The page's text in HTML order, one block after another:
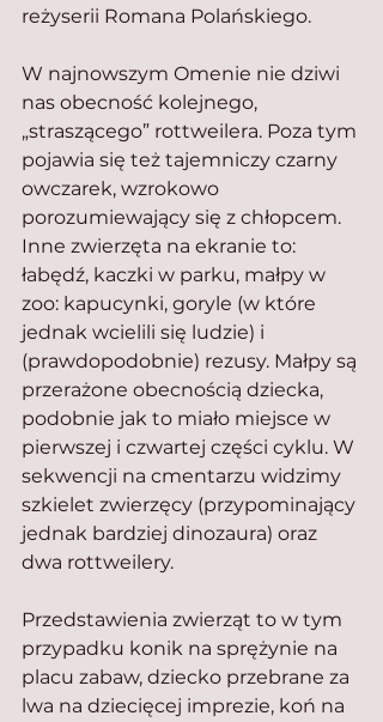
reżyserii Romana Polańskiego.
W najnowszym Omenie nie dziwi
nas obecność kolejnego,
„straszącego” rottweilera. Poza tym
pojawia się też tajemniczy czarny
owczarek, wzrokowo
porozumiewający się z chłopcem.
Inne zwierzęta na ekranie to:
łabędź, kaczki w parku, małpy w
zoo: kapucynki, goryle (w które
jednak wcielili się ludzie) i
(prawdopodobnie) rezusy. Małpy są
przerażone obecnością dziecka,
podobnie jak to miało miejsce w
pierwszej i czwartej części cyklu. W
sekwencji na cmentarzu widzimy
szkielet zwierzęcy (przypominający
jednak bardziej dinozaura) oraz
dwa rottweilery.
Przedstawienia zwierząt to w tym
przypadku konik na sprężynie na
placu zabaw, dziecko przebrane za
lwa na dziecięcej imprezie, koń na